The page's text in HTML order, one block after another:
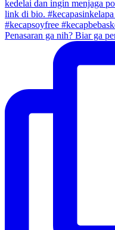
Penasaran ga nih? Biar ga